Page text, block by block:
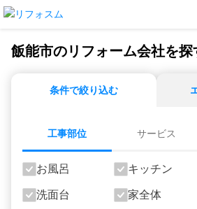
飯能市のリフォーム会社を探
条件で絞り込む
工事部位 サービス
お風呂 キッチン
洗面台 家全体